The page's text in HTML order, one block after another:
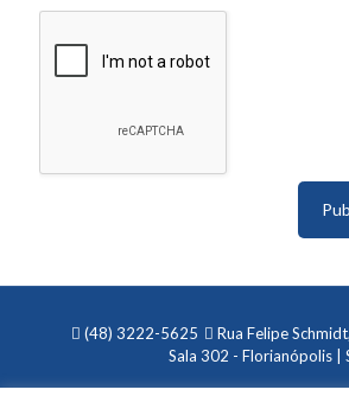
(48) 3222-5625
Rua Felipe
Sala 302 - Florianópolis |